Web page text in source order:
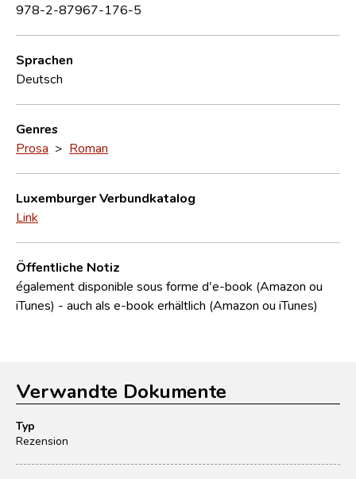
978-2-87967-176-5
Sprachen
Deutsch
Genres
Prosa > Roman
Luxemburger Verbundkatalog
Link
Öffentliche Notiz
également disponible sous forme d'e-book (Amazon ou
iTunes) - auch als e-book erhältlich (Amazon ou iTunes)
Verwandte Dokumente
Typ
Rezension